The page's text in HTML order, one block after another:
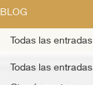
BLOG
Todas las entradas
Todas las entradas